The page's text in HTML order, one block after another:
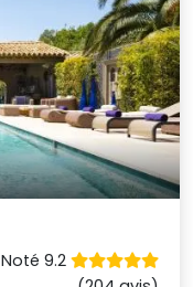
Noté 9.2